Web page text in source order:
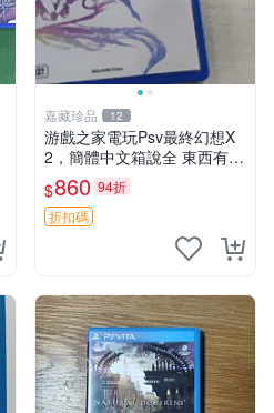
嘉藏珍品 12
游戲之家電玩Psv最終幻想X
2，簡體中文箱說全 東西有現
貨 可以發手物品 無質量問題
售不退不換
$860 94折
折扣碼